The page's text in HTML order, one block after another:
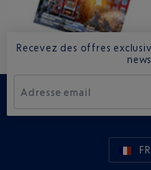
Recevez des offres
Adresse email
FR